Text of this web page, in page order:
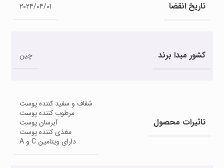
تاریخ انقضا 2024/04/01
کشور مبدا برند چین
تاثیرات محصول
شفاف و سفید کننده پوست
مرطوب کننده پوست
آبرسان پوست
مغذی کننده پوست
دارای ویتامین C و A